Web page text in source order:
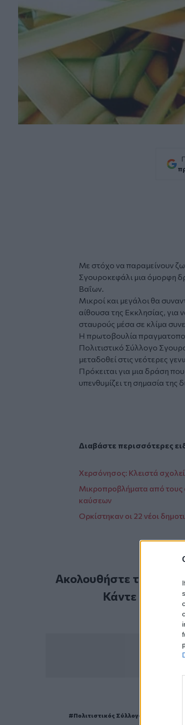
Με στόχο να παραμείνουν
Σγουροκεφάλι μια όμορφη
Βαΐων.
Μικροί και μεγάλοι θα
αίθουσα της Εκκλησίας, για
σταυρούς μέσα σε κλίμα
Η πρωτοβουλία
Πολιτιστικό Σύλλογο
μεταδοθεί στις νεότερες
Πρόκειται για μια δράση που
υπενθυμίζει τη σημασία
Διαβάστε περισσότερες
Χερσόνησος: Κλειστά
Μικροπροβλήματα από τους
καύσεων
Ορκίστηκαν οι 22 νέοι
Ακολουθήστε το
Κάντε
Πολιτιστικός Σύλλογος